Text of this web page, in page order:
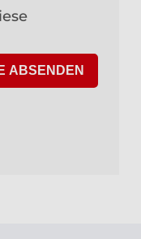
ABSENDEN